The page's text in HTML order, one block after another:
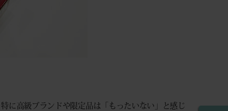
に高級ブランドや限定品は「もったいない」と感じ